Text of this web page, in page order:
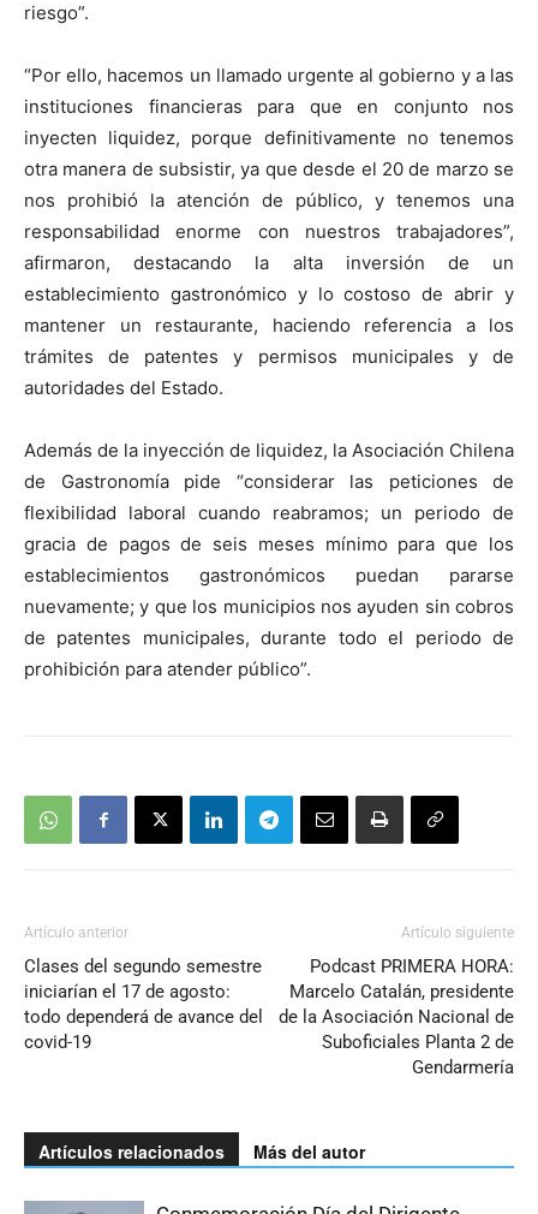
riesgo”.
“Por ello, hacemos un llamado urgente al gobierno y a las
instituciones financieras para que en conjunto nos
inyecten liquidez, porque definitivamente no tenemos
otra manera de subsistir, ya que desde el 20 de marzo se
nos prohibió la atención de público, y tenemos una
responsabilidad enorme con nuestros trabajadores”,
afirmaron, destacando la alta inversión de un
establecimiento gastronómico y lo costoso de abrir y
mantener un restaurante, haciendo referencia a los
trámites de patentes y permisos municipales y de
autoridades del Estado.
Además de la inyección de liquidez, la Asociación Chilena
de Gastronomía pide “considerar las peticiones de
flexibilidad laboral cuando reabramos; un periodo de
gracia de pagos de seis meses mínimo para que los
establecimientos gastronómicos puedan pararse
nuevamente; y que los municipios nos ayuden sin cobros
de patentes municipales, durante todo el periodo de
prohibición para atender público”.
Artículo anterior
Clases del segundo semestre
iniciarían el 17 de agosto:
todo dependerá de avance del
covid-19
Artículo siguiente
Podcast PRIMERA HORA:
Marcelo Catalán, presidente
de la Asociación Nacional de
Suboficiales Planta 2 de
Gendarmería
Artículos relacionados Más del autor